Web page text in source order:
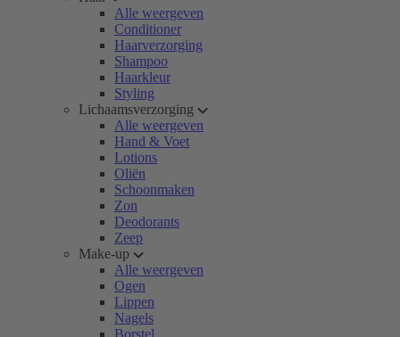
Alle weergeven
Conditioner
Haarverzorging
Shampoo
Haarkleur
Styling
Lichaamsverzorging
Alle weergeven
Hand & Voet
Lotions
Oliën
Schoonmaken
Zon
Deodorants
Zeep
Make-up
Alle weergeven
Ogen
Lippen
Nagels
Borstel